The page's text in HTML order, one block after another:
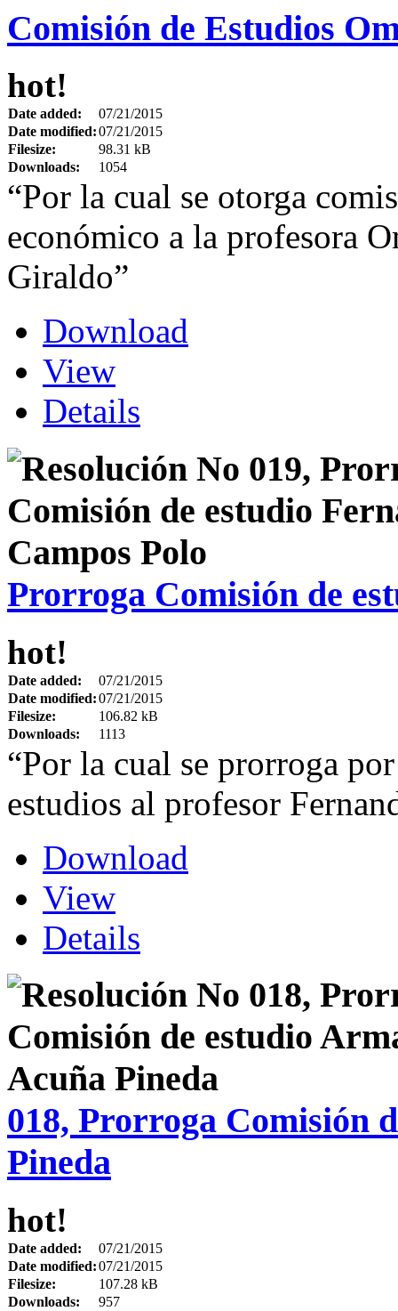
Comisión de Estudios
hot!
Date added:
07/21/2015
Date modified:07/21/2015
Filesize:
98.31 kB
Downloads:
1054
“Por la cual se otorga
económico a la profesora
Giraldo”
Download
View
Details
Prorroga Comisión de
hot!
Date added:
07/21/2015
Date modified:07/21/2015
Filesize:
106.82 kB
Downloads:
1113
“Por la cual se prorroga
estudios al profesor
Download
View
Details
018, Prorroga Comisión
Pineda
hot!
Date added:
07/21/2015
Date modified:07/21/2015
Filesize:
107.28 kB
Downloads:
957